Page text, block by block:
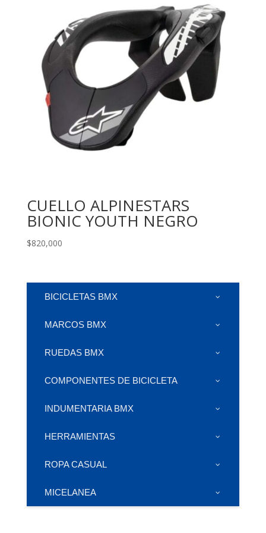
CUELLO ALPINESTARS
BIONIC YOUTH NEGRO
$820,000
BICICLETAS BMX
MARCOS BMX
RUEDAS BMX
COMPONENTES DE BICICLETA
INDUMENTARIA BMX
HERRAMIENTAS
ROPA CASUAL
MICELANEA